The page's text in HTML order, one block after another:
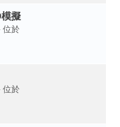
擬
位於
位於